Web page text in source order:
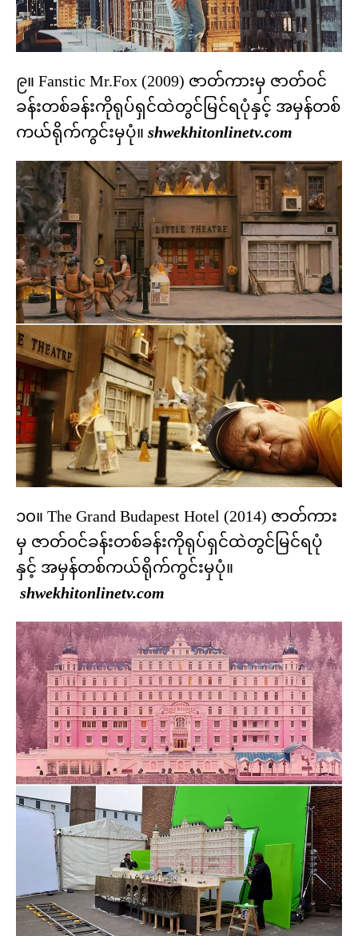
၉။ Fanstic Mr.Fox (2009) ဇာတ်ကားမှ ဇာတ်ဝင်
ခန်းတစ်ခန်းကိုရုပ်ရှင်ထဲတွင်မြင်ရပုံနှင့် အမှန်တစ်
ကယ်ရိုက်ကွင်းမှပုံ။ shwekhitonlinetv.com
၁၀။ The Grand Budapest Hotel (2014) ဇာတ်ကား
မှ ဇာတ်ဝင်ခန်းတစ်ခန်းကိုရုပ်ရှင်ထဲတွင်မြင်ရပုံ
နှင့် အမှန်တစ်ကယ်ရိုက်ကွင်းမှပုံ။
shwekhitonlinetv.com